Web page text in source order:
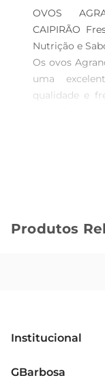
OVOS
CAIPIRÃO
Nutrição e
Os ovos
uma
qualidade e
são ricos
Versatilidade
ideais para
Compromisso
Produtos
Institucional
GBarbosa